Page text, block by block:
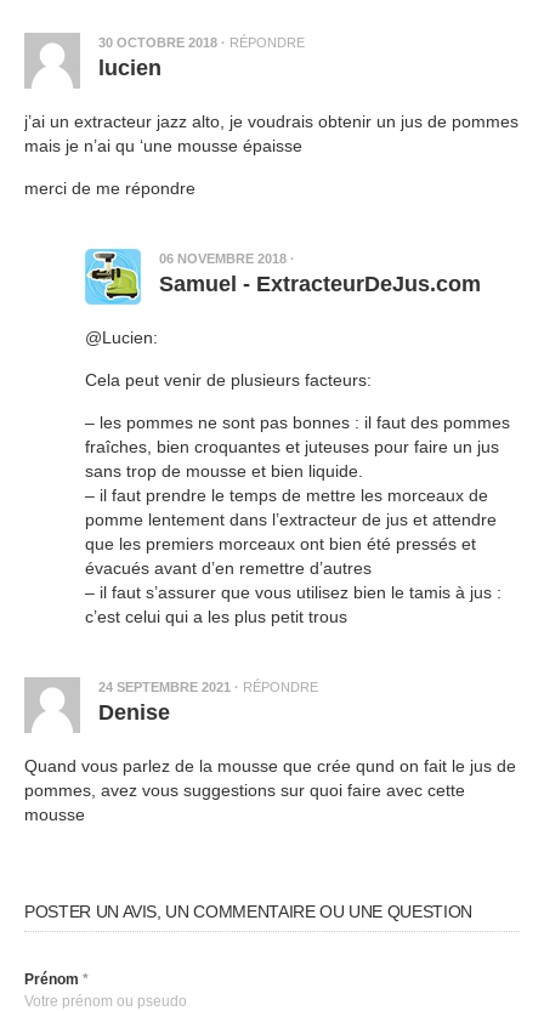
30 OCTOBRE 2018 · RÉPONDRE
lucien
j’ai un extracteur jazz alto, je voudrais obtenir un jus de pommes
mais je n’ai qu ‘une mousse épaisse
merci de me répondre
06 NOVEMBRE 2018 ·
Samuel - ExtracteurDeJus.com
@Lucien:
Cela peut venir de plusieurs facteurs:
– les pommes ne sont pas bonnes : il faut des pommes
fraîches, bien croquantes et juteuses pour faire un jus
sans trop de mousse et bien liquide.
– il faut prendre le temps de mettre les morceaux de
pomme lentement dans l’extracteur de jus et attendre
que les premiers morceaux ont bien été pressés et
évacués avant d’en remettre d’autres
– il faut s’assurer que vous utilisez bien le tamis à jus :
c’est celui qui a les plus petit trous
24 SEPTEMBRE 2021 · RÉPONDRE
Denise
Quand vous parlez de la mousse que crée qund on fait le jus de
pommes, avez vous suggestions sur quoi faire avec cette
mousse
POSTER UN AVIS, UN COMMENTAIRE OU UNE QUESTION
Prénom *
Votre prénom ou pseudo